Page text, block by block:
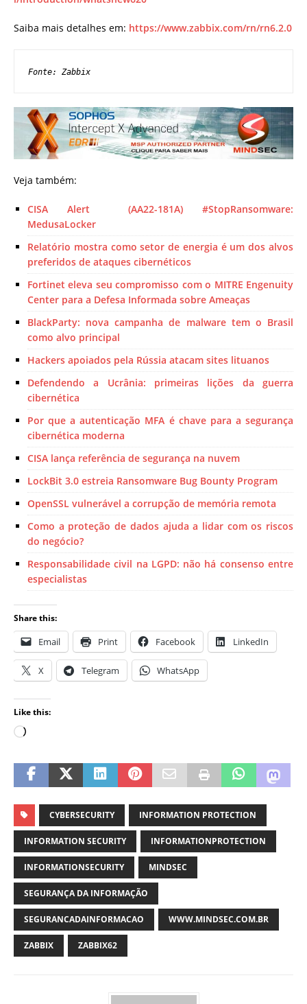
Saiba mais detalhes em: https://www.zabbix.com/rn/rn6.2.0
Fonte: Zabbix
Veja também:
CISA Alert (AA22-181A) #StopRansomware:
MedusaLocker
Relatório mostra como setor de energia é um dos alvos
preferidos de ataques cibernéticos
Fortinet eleva seu compromisso com o MITRE Engenuity
Center para a Defesa Informada sobre Ameaças
BlackParty: nova campanha de malware tem o Brasil
como alvo principal
Hackers apoiados pela Rússia atacam sites lituanos
Defendendo a Ucrânia: primeiras lições da guerra
cibernética
Por que a autenticação MFA é chave para a segurança
cibernética moderna
CISA lança referência de segurança na nuvem
LockBit 3.0 estreia Ransomware Bug Bounty Program
OpenSSL vulnerável a corrupção de memória remota
Como a proteção de dados ajuda a lidar com os riscos
do negócio?
Responsabilidade civil na LGPD: não há consenso entre
especialistas
Share this:
Email Print Facebook LinkedIn
X Telegram WhatsApp
Like this:
CYBERSECURITY INFORMATION PROTECTION
INFORMATION SECURITY INFORMATIONPROTECTION
INFORMATIONSECURITY MINDSEC
SEGURANÇA DA INFORMAÇÃO
SEGURANCADAINFORMACAO WWW.MINDSEC.COM.BR
ZABBIX ZABBIX62